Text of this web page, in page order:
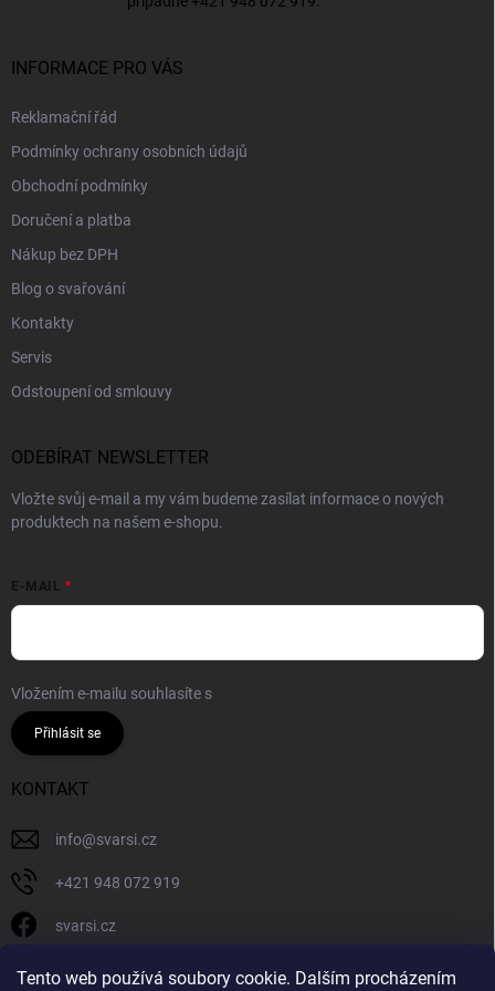
Tento web používá soubory cookie. Dalším procházením
INFORMACE PRO VÁS
Reklamační řád
Podmínky ochrany osobních údajů
Obchodní podmínky
Doručení a platba
Nákup bez DPH
Blog o svařování
Kontakty
Servis
Odstoupení od smlouvy
ODEBÍRAT NEWSLETTER
Vložte svůj e-mail a my vám budeme zasílat informace o nových
produktech na našem e-shopu.
E-MAIL
Vložením e-mailu souhlasíte s
Přihlásit se
KONTAKT
info@svarsi.cz
+421 948 072 919
svarsi.cz
svarsi.cz